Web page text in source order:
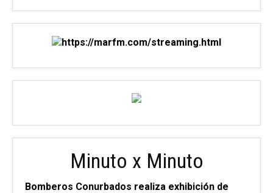
Minuto x Minuto
Bomberos Conurbados realiza exhibición de